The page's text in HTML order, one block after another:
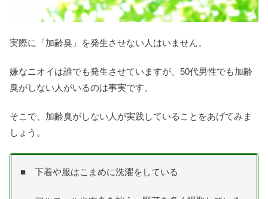
実際に「加齢臭」を発生させない人はいません。
嫌なニオイは誰でも発生させていますが、50代男性でも加齢
臭がしない人がいるのは事実です。
そこで、加齢臭がしない人が実践していることをあげてみま
しょう。
■ 下着や服はこまめに洗濯をしている